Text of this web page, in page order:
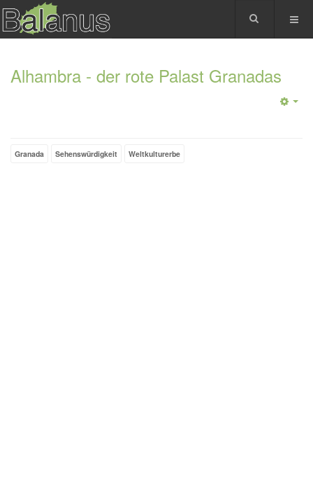
Alhambra - der rote Palast Granadas
Granada Sehenswürdigkeit Weltkulturerbe